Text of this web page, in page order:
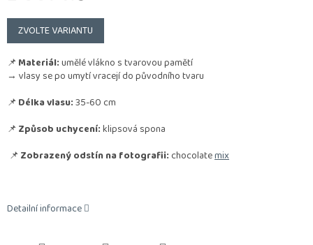
Měrná
cena:
ZVOLTE VARIANTU
📌Materiál:umělé vlákno s tvarovou pamětí
→ vlasy se po umytí vracejí do původního tvaru
📌Délka vlasu:35-60 cm
📌Způsob uchycení:klipsová spona
📌Zobrazený odstín na fotografii: chocolatemix
Detailní informace